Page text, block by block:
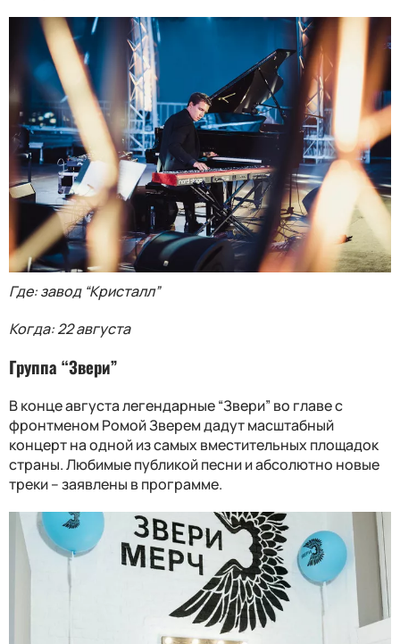
Где: завод “Кристалл”
Когда: 22 августа
Группа “Звери”
В конце августа легендарные “Звери” во главе с
фронтменом Ромой Зверем дадут масштабный
концерт на одной из самых вместительных площадок
страны. Любимые публикой песни и абсолютно новые
треки – заявлены в программе.